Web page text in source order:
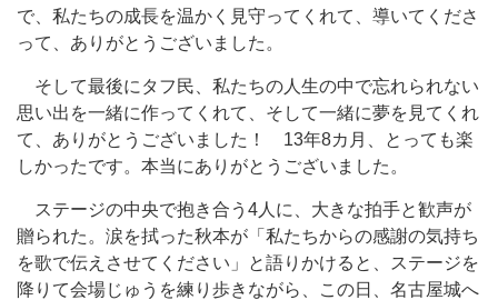
で、私たちの成長を温かく見守ってくれて、導いてくださ
って、ありがとうございました。
そして最後にタフ民、私たちの人生の中で忘れられない
思い出を一緒に作ってくれて、そして一緒に夢を見てくれ
て、ありがとうございました！ 13年8カ月、とっても楽
しかったです。本当にありがとうございました。
ステージの中央で抱き合う4人に、大きな拍手と歓声が
贈られた。涙を拭った秋本が「私たちからの感謝の気持ち
を歌で伝えさせてください」と語りかけると、ステージを
降りて会場じゅうを練り歩きながら、この日、名古屋城へ